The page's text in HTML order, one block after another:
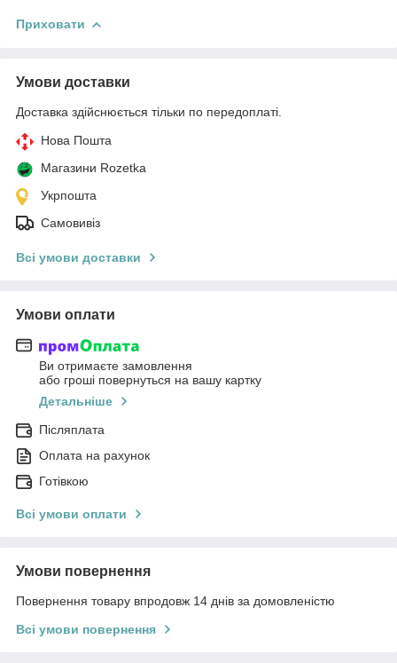
Приховати
Умови доставки
Доставка здійснюється тільки по передоплаті.
Нова Пошта
Магазини Rozetka
Укрпошта
Самовивіз
Всі умови доставки
Умови оплати
Ви отримаєте замовлення
або гроші повернуться на вашу картку
Детальніше
Післяплата
Оплата на рахунок
Готівкою
Всі умови оплати
Умови повернення
Повернення товару впродовж 14 днів за домовленістю
Всі умови повернення